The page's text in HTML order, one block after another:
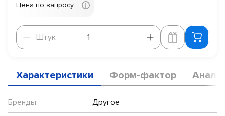
Цена по запросу
Штук
Штук
Характеристики Форм-фактор
Бренды:
Другое